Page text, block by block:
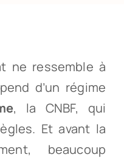
ne ressemble à
d’un régime
, la CNBF, qui
Et avant la
beaucoup